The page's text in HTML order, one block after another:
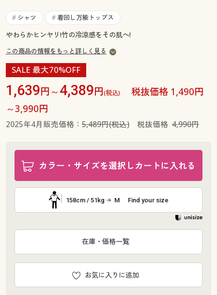
ご利用ガイド
よくある質問とお問い合わせ
よくある質問とお問い合わせ
# シャツ # 着回し万能トップス
やわらかヒンヤリ!竹の冷涼感をその肌へ!
この商品の情報をもっと詳しく見る
SALE 最大70%OFF
1,639円～4,389円(税込)
税抜価格 1,490円
～3,990円
2025年4月販売価格： 5,489円(税込)税抜価格 4,990円
カラー・サイズを選択しカートに入れる
158cm / 51kg M Find your size
お気に入りに追加
在庫・価格一覧